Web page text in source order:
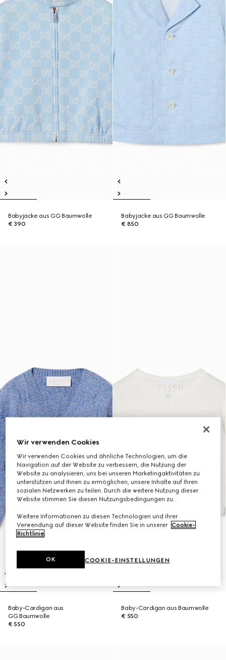
Babyjacke aus GG Baumwolle
€ 390
Babyjacke aus GG Baumwolle
€ 850
Baby-Cardigan aus
GG Baumwolle
€ 550
Baby-Cardigan aus Baumwolle
€ 550
Wir verwenden Cookies
Wir verwenden Cookies und ähnliche Technologien, um die
Navigation auf der Website zu verbessern, die Nutzung der
Website zu analysieren, uns bei unseren Marketingaktivitäten zu
unterstützen und Ihnen zu ermöglichen, unsere Inhalte auf Ihren
sozialen Netzwerken zu teilen. Durch die weitere Nutzung dieser
Website stimmen Sie diesen Nutzungsbedingungen zu.
Weitere Informationen zu diesen Technologien und ihrer
Verwendung auf dieser Website finden Sie in unserer Cookie-
Richtlinie.
COOKIE-EINSTELLUNGEN
OK